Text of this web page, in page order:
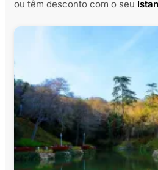
ou têm desconto com o seu